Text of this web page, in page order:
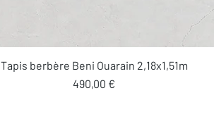
Aperçu rapide
Tapis berbère Beni Ouarain 2,18x1,51m
Prix
490,00 €